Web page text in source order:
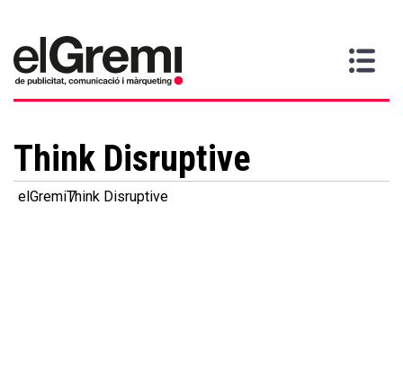
Inici
Gremi
>
Serveis
Contacta
Think Disruptive
elGremiThink Disruptive